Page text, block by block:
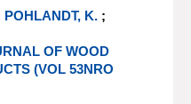
POHLANDT, K. ;
OF WOOD
(VOL 53NRO